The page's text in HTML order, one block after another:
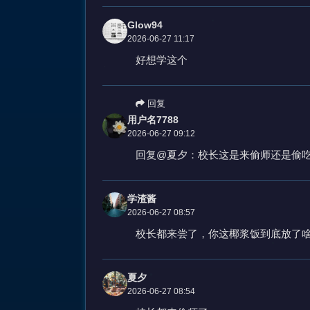
Glow94
2026-06-27 11:17
好想学这个
回复
用户名7788
2026-06-27 09:12
回复@夏夕：校长这是来偷师还是偷
学渣酱
2026-06-27 08:57
校长都来尝了，你这椰浆饭到底放了
夏夕
2026-06-27 08:54